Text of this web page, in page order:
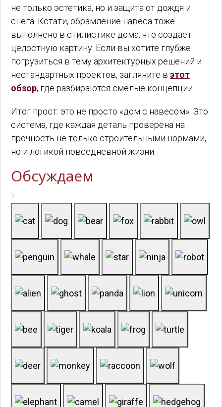
не только эстетика, но и защита от дождя и
снега. Кстати, обрамление навеса тоже
выполнено в стилистике дома, что создает
целостную картину. Если вы хотите глубже
погрузиться в тему архитектурных решений и
нестандартных проектов, загляните вэтот
обзор, где разбираются смелые концепции.
Итог прост: это не просто «дом с навесом». Это
система, где каждая деталь проверена на
прочность не только строительными нормами,
но и логикой повседневной жизни.
Обсуждаем
?